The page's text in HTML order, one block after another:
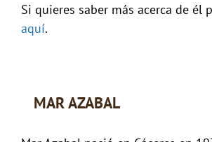
Si quieres saber más acerca de él
aquí.
MAR AZABAL